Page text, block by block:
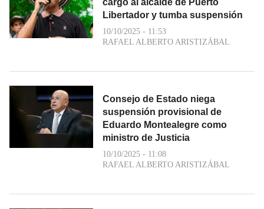
Libertador y tumba suspensión
10/10/2025 - 11:53
RAFAEL ALBERTO ARISTIZÁBAL
Consejo de Estado niega
suspensión provisional de
Eduardo Montealegre como
ministro de Justicia
10/10/2025 - 11:08
RAFAEL ALBERTO ARISTIZÁBAL